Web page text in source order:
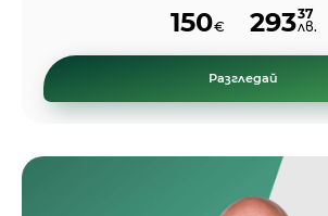
Разгледай
29337
лв.
150€